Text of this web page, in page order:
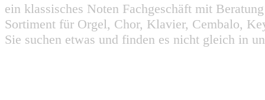
ein klassisches Noten Fachgeschäft mit
Sortiment für Orgel, Chor, Klavier, Cembalo,
Sie suchen etwas und finden es nicht gleich in